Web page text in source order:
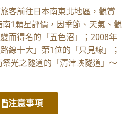
客前往日本南東北地區，觀賞
1顆星評價，因季節、天氣、觀
而得名的「五色沼」；2008年
線十大」第1位的「只見線」；
光之隧道的「清津峽隧道」～
注意事項